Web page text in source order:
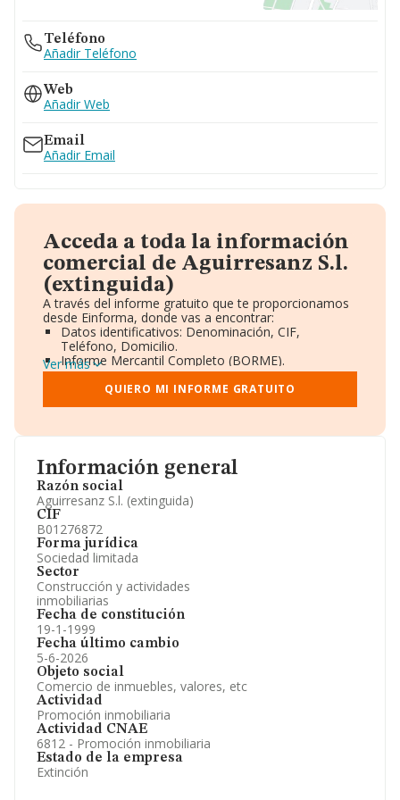
Información general
Razón social
Aguirresanz S.l. (extinguida)
CIF
B01276872
Forma jurídica
Sociedad limitada
Sector
Construcción y actividades
inmobiliarias
Fecha de constitución
19-1-1999
Fecha último cambio
5-6-2026
Objeto social
Comercio de inmuebles, valores, etc
Actividad
Promoción inmobiliaria
Actividad CNAE
6812 - Promoción inmobiliaria
Estado de la empresa
Extinción
Teléfono
Añadir Teléfono
Web
Añadir Web
Email
Añadir Email
Acceda a toda la información
comercial de Aguirresanz S.l.
(extinguida)
A través del informe gratuito que te proporcionamos
desde Einforma, donde vas a encontrar:
Datos identificativos: Denominación, CIF,
Teléfono, Domicilio.
Informe Mercantil Completo (BORME).
Gráficos de Evolución Ventas y Empleados.
Consejo de Administración y Administradores.
Directivos y Ejecutivos.
Información oficial y registral complementaria.
Ver más
QUIERO MI INFORME GRATUITO